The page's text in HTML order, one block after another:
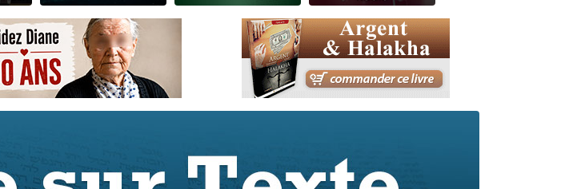
5 enfants déjà orphelins risquent de perdre leur maman
Rivka, 6 enfants, victime de violences...